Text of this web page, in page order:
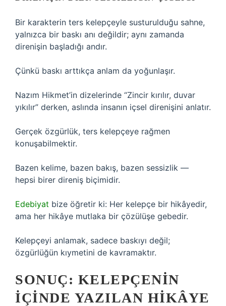
Bir karakterin ters kelepçeyle susturulduğu sahne,
yalnızca bir baskı anı değildir; aynı zamanda
direnişin başladığı andır.
Çünkü baskı arttıkça anlam da yoğunlaşır.
Nazım Hikmet’in dizelerinde “Zincir kırılır, duvar
yıkılır” derken, aslında insanın içsel direnişini anlatır.
Gerçek özgürlük, ters kelepçeye rağmen
konuşabilmektir.
Bazen kelime, bazen bakış, bazen sessizlik —
hepsi birer direniş biçimidir.
Edebiyat bize öğretir ki: Her kelepçe bir hikâyedir,
ama her hikâye mutlaka bir çözülüşe gebedir.
Kelepçeyi anlamak, sadece baskıyı değil;
özgürlüğün kıymetini de kavramaktır.
SONUÇ: KELEPÇENIN
İÇINDE YAZILAN HIKÂYE